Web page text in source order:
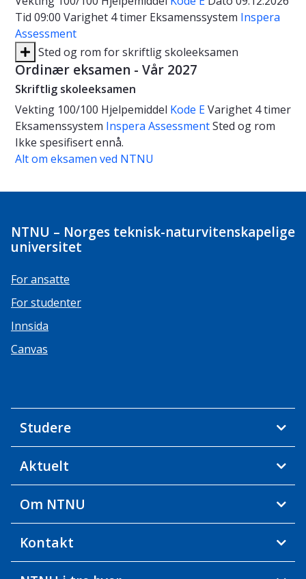
Tid 09:00 Varighet 4 timer Eksamenssystem Inspera
Assessment
Sted og rom for skriftlig skoleeksamen
Ordinær eksamen - Vår 2027
Skriftlig skoleeksamen
Vekting 100/100 Hjelpemiddel Kode EVarighet 4 timer
Eksamenssystem Inspera AssessmentSted og rom
Ikke spesifisert ennå.
Alt om eksamen ved NTNU
NTNU – Norges teknisk-naturvitenskapelige
universitet
For ansatte
For studenter
Innsida
Canvas
Studere
Aktuelt
Om NTNU
Kontakt